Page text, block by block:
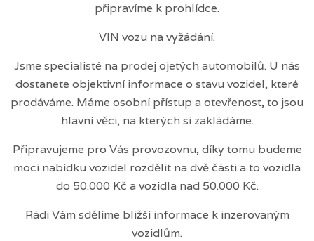
připravíme k prohlídce.
VIN vozu na vyžádání.
Jsme specialisté na prodej ojetých automobilů. U nás
dostanete objektivní informace o stavu vozidel, které
prodáváme. Máme osobní přístup a otevřenost, to jsou
hlavní věci, na kterých si zakládáme.
Připravujeme pro Vás provozovnu, díky tomu budeme
moci nabídku vozidel rozdělit na dvě části a to vozidla
do 50.000 Kč a vozidla nad 50.000 Kč.
Rádi Vám sdělíme bližší informace k inzerovaným
vozidlům.